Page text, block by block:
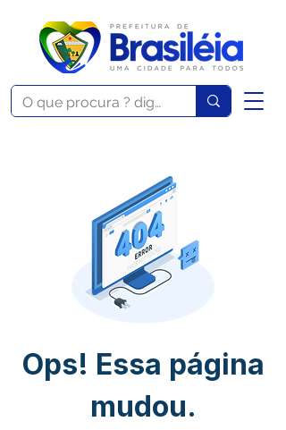
Ops! Essa página
mudou.